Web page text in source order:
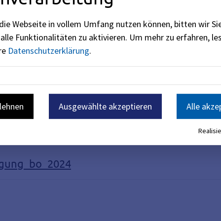
und
Webseite in vollem Umfang nutzen können, bitten wir
Funktionalitäten zu aktivieren. Um mehr zu erfahren,
Datenschutzerklärung.
Ausgewählte akzeptieren Alle